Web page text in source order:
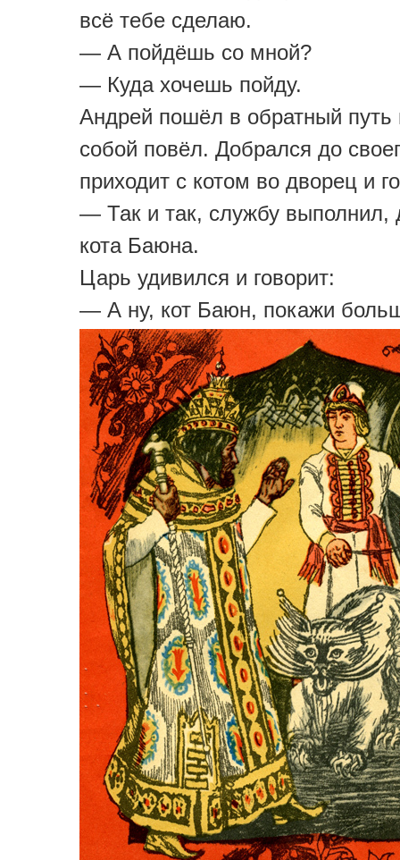
всё тебе сделаю.
— А пойдёшь со мной?
— Куда хочешь пойду.
Андрей пошёл в обратный путь
собой повёл. Добрался до
приходит с котом во дворец и
— Так и так, службу
кота Баюна.
Царь удивился и говорит:
— А ну, кот Баюн, покажи